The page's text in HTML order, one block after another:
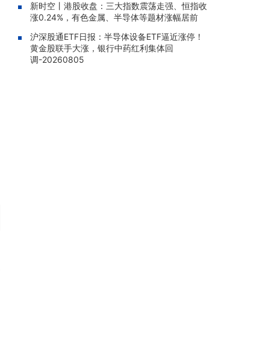
0)8月5日融资净买入5990.04万元，居全市场
第一梯队
08-06 11:27 | ETF融资盘点 | 证券ETF国泰(512
880)8月5日融资净买入6008.91万元，居可比
新时空丨港股收盘：三大指数震荡走强、恒指收
涨0.24%，有色金属、半导体等题材涨幅居前
沪深股通ETF日报：半导体设备ETF逼近涨停！
黄金股联手大涨，银行中药红利集体回
调-20260805